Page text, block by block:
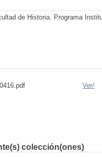
de Historia. Programa
Ver/
colección(ones)